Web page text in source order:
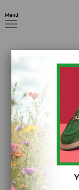
Menü
‹